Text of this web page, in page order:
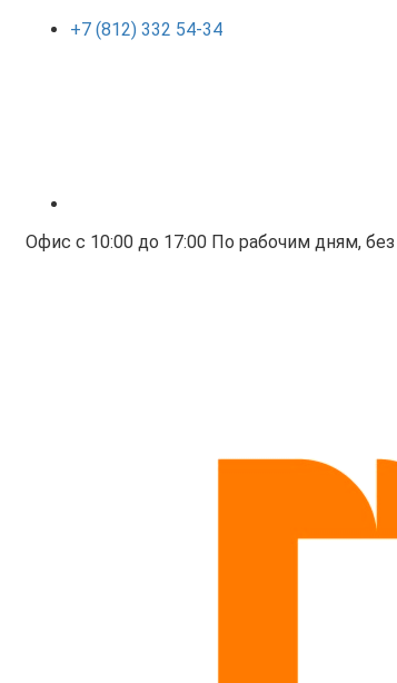
+7 (812) 332 54-34
Офис с 10:00 до 17:00 По рабочим дням,